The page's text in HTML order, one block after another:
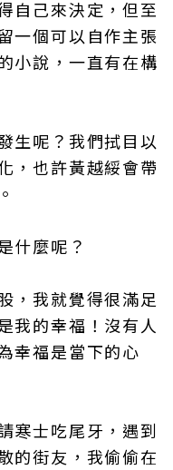
自己來決定，但至
一個可以自作主張
小說，一直有在構
生呢？我們拭目以
，也許黃越綏會帶
什麼呢？
，我就覺得很滿足
我的幸福！沒有人
幸福是當下的心
寒士吃尾牙，遇到
的街友，我偷偷在